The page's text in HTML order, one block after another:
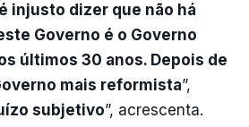
é injusto dizer que não há
Governo é o Governo
últimos 30 anos. Depois de
mais reformista”,
subjetivo”, acrescenta.